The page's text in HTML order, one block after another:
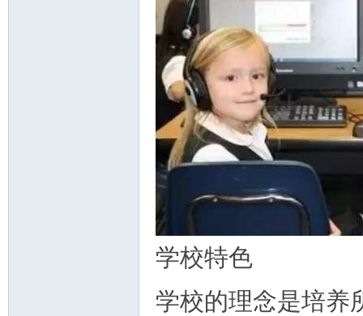
学校特色
学校的理念是培养